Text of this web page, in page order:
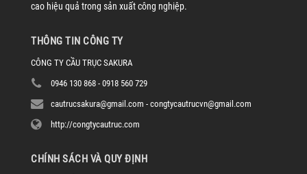
cao hiệu quả trong sản xuất công nghiệp.
THÔNG TIN CÔNG TY
CÔNG TY CẦU TRỤC SAKURA
0946 130 868 - 0918 560 729
cautrucsakura@gmail.com - congtycautrucvn@gmail.com
http://congtycautruc.com
CHÍNH SÁCH VÀ QUY ĐỊNH